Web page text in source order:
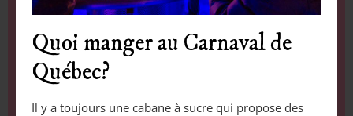
Quoi manger au Carnaval de
Québec?
Il y a toujours une cabane à sucre qui propose des